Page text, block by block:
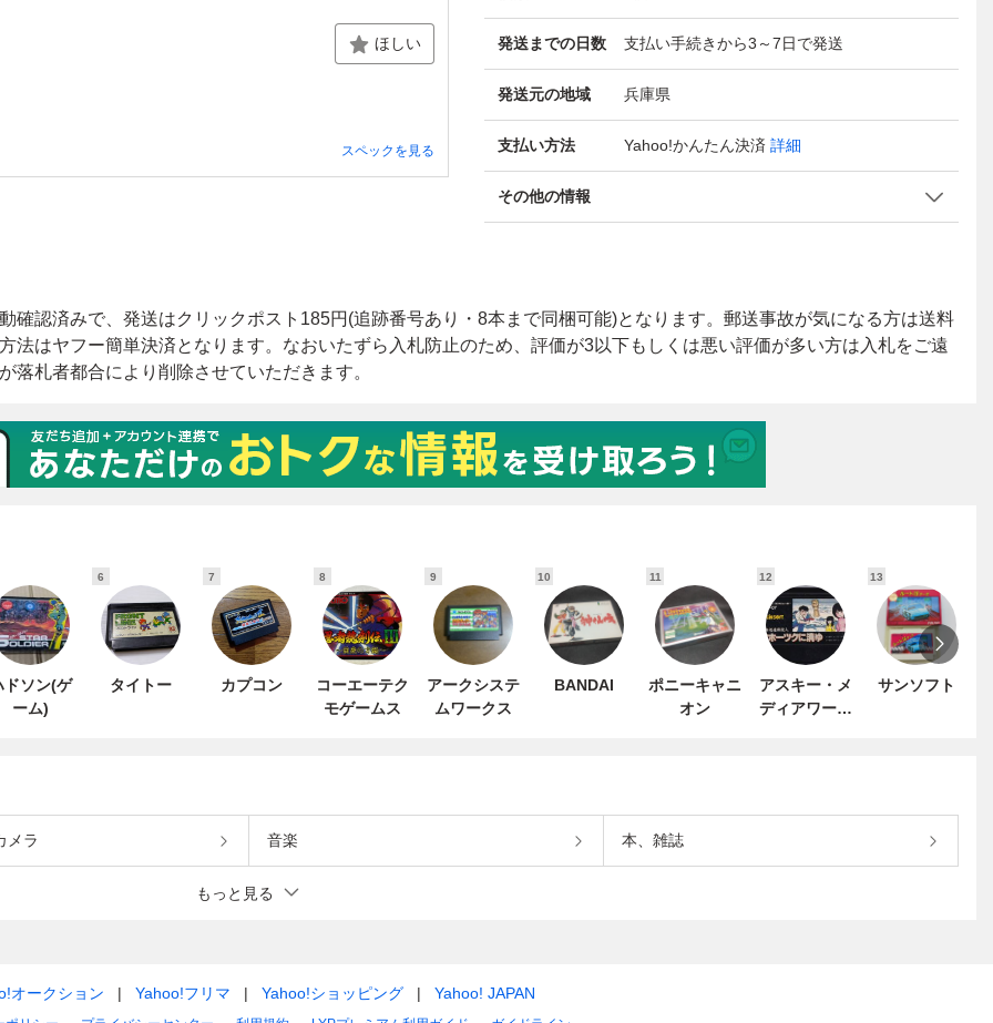
ほしい
スペックを見る
発送までの日数 支払い手続きから3～7日で発送
発送元の地域 兵庫県
支払い方法 Yahoo!かんたん決済 詳細
その他の情報
ドソン(ゲ
ーム)
6
タイトー
7
カプコン
8
コーエーテク
モゲームス
9
アークシステ
ムワークス
10
BANDAI
11
ポニーキャニ
オン
12
アスキー・メ
ディアワーク
13
サンソフト
メラ 音楽 本、雑誌
もっと見る
オークション Yahoo!フリマ Yahoo!ショッピング Yahoo! JAPAN